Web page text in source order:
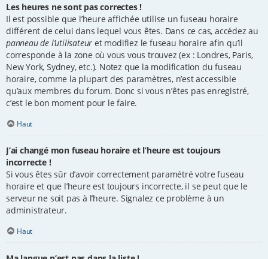
Les heures ne sont pas correctes !
Il est possible que l’heure affichée utilise un fuseau horaire
différent de celui dans lequel vous êtes. Dans ce cas, accédez au
panneau de l’utilisateur et modifiez le fuseau horaire afin qu’il
corresponde à la zone où vous vous trouvez (ex : Londres, Paris,
New York, Sydney, etc.). Notez que la modification du fuseau
horaire, comme la plupart des paramètres, n’est accessible
qu’aux membres du forum. Donc si vous n’êtes pas enregistré,
c’est le bon moment pour le faire.
Haut
J’ai changé mon fuseau horaire et l’heure est toujours
incorrecte !
Si vous êtes sûr d’avoir correctement paramétré votre fuseau
horaire et que l’heure est toujours incorrecte, il se peut que le
serveur ne soit pas à l’heure. Signalez ce problème à un
administrateur.
Haut